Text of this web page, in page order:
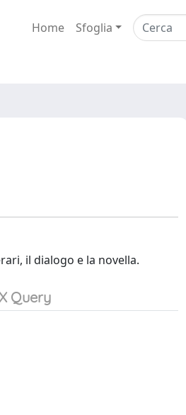
Home Sfoglia
il dialogo e la novella.